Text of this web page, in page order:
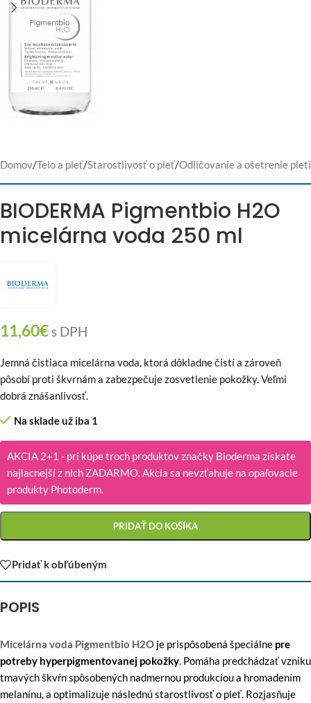
Domov/Telo a pleť/Starostlivosť o pleť/Odličovanie a ošetrenie pleti
BIODERMA Pigmentbio H2O
micelárna voda 250 ml
11,60€s DPH
Jemná čistiaca micelárna voda, ktorá dôkladne čistí a zároveň
pôsobí proti škvrnám a zabezpečuje zosvetlenie pokožky. Veľmi
dobrá znášanlivosť.
Na sklade už iba 1
AKCIA 2+1 - pri kúpe troch produktov značky Bioderma získate
najlacnejší z nich ZADARMO. Akcia sa nevzťahuje na opaľovacie
produkty Photoderm.
PRIDAŤ DO KOŠÍKA
Pridať k obľúbeným
POPIS
Micelárna voda Pigmentbio H2O je prispôsobená špeciálne pre
potreby hyperpigmentovanej pokožky. Pomáha predchádzať vzniku
tmavých škvŕn spôsobených nadmernou produkciou a hromadením
melanínu, a optimalizuje následnú starostlivosť o pleť. Rozjasňuje